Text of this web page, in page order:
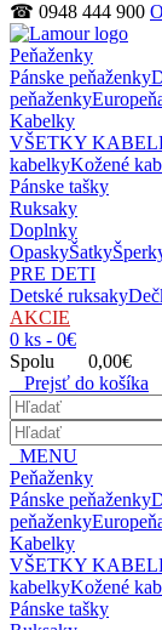
☎ 0948 444 900
Peňaženky
Pánske peňaženky
peňaženky
Kabelky
VŠETKY
kabelkyKožené
Pánske tašky
Ruksaky
Doplnky
OpaskyŠatky
PRE DETI
Detské ruksaky
AKCIE
0 ks - 0€
Spolu 0,00€
Prejsť do košíka
MENU
Peňaženky
Pánske peňaženky
peňaženky
Kabelky
VŠETKY
kabelkyKožené
Pánske tašky